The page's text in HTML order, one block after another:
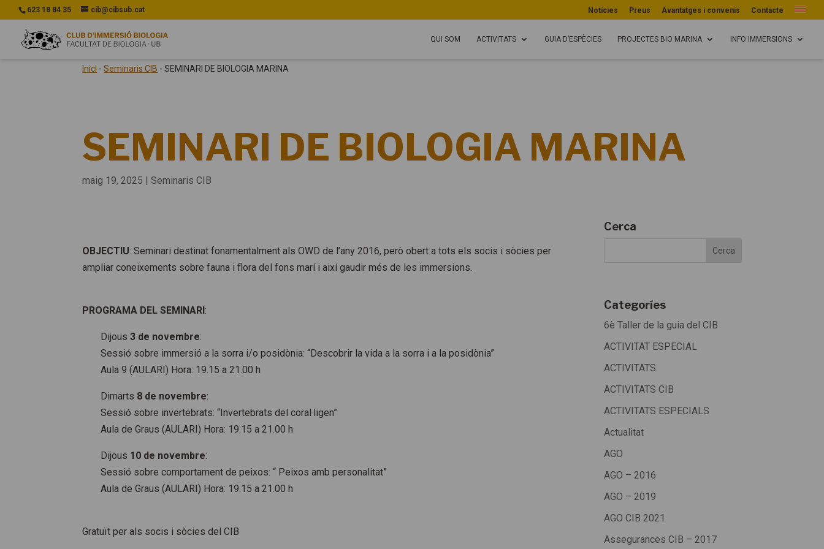
623 18 84 35 cib@cibsub.cat Notícies Preus Avantatges i convenis Contacte
QUI SOM ACTIVITATS GUIA D’ESPÈCIES PROJECTES BIO MARINA INFO IMMERSIONS
Inici -Seminaris CIB -SEMINARI DE BIOLOGIA MARINA
SEMINARI DE BIOLOGIA MARINA
maig 19, 2025 |Seminaris CIB
OBJECTIU: Seminari destinat fonamentalment als OWD de l’any 2016, però obert a tots els socis i sòcies per
ampliar coneixements sobre fauna i flora del fons marí i així gaudir més de les immersions.
PROGRAMA DEL SEMINARI:
Dijous3 de novembre:
Sessió sobre immersió a la sorra i/o posidònia: “Descobrir la vida a la sorra i a la posidònia”
Aula 9 (AULARI) Hora: 19.15 a 21.00 h
Dimarts 8 de novembre:
Sessió sobre invertebrats: “Invertebrats del coral·ligen”
Aula de Graus (AULARI) Hora: 19.15 a 21.00 h
Dijous 10 de novembre:
Sessió sobre comportament de peixos: “ Peixos amb personalitat”
Aula de Graus (AULARI) Hora: 19.15 a 21.00 h
Gratuït per als socis i sòcies del CIB
Cerca
Categoríes
6è Taller de la guia del CIB
ACTIVITAT ESPECIAL
ACTIVITATS
ACTIVITATS CIB
ACTIVITATS ESPECIALS
Actualitat
AGO
AGO – 2016
AGO – 2019
AGO CIB 2021
Assegurances CIB – 2017